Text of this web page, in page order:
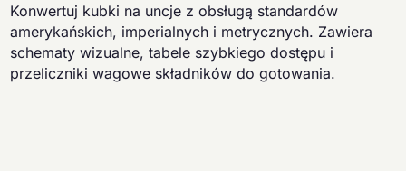
Konwertuj kubki na uncje z obsługą standardów
amerykańskich, imperialnych i metrycznych. Zawiera
schematy wizualne, tabele szybkiego dostępu i
przeliczniki wagowe składników do gotowania.